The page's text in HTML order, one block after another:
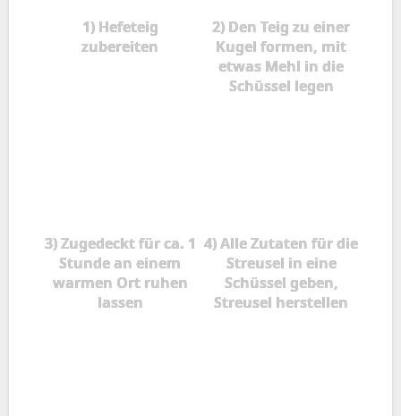
1) Hefeteig
zubereiten
2) Den Teig zu einer
Kugel formen, mit
etwas Mehl in die
Schüssel legen
3) Zugedeckt für ca. 1
Stunde an einem
warmen Ort ruhen
lassen
4) Alle Zutaten für die
Streusel in eine
Schüssel geben,
Streusel herstellen